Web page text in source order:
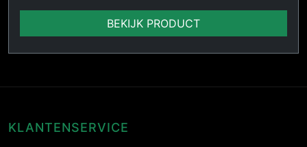
BEKIJK PRODUCT
KLANTENSERVICE